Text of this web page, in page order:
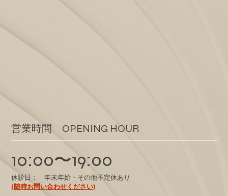
​営業時間 OPENING HOUR
10:00〜19:00
休診日： 年末年始・その他不定休あり
(随時お問い合わせください)